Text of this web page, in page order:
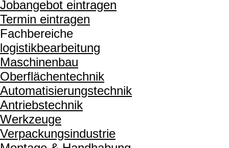
Jobangebot eintragen
Termin eintragen
Fachbereiche
logistikbearbeitung
Maschinenbau
Oberflächentechnik
Automatisierungstechnik
Antriebstechnik
Werkzeuge
Verpackungsindustrie